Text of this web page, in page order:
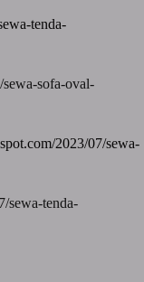
tenda-
sewa-sofa-oval-
2023/07/sewa-
sewa-tenda-